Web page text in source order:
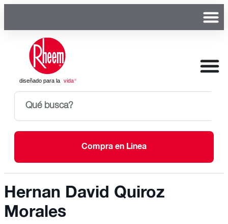
Compra en Linea
Hernan David Quiroz
Morales